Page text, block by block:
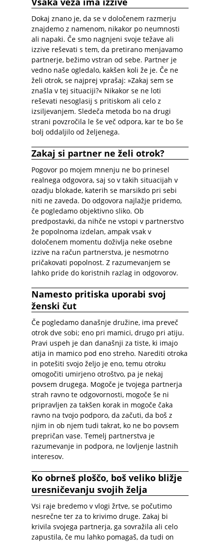
Dokaj znano je, da se v določenem razmerju
znajdemo z namenom, nikakor po neumnosti
ali napaki. Če smo nagnjeni svoje težave ali
izzive reševati s tem, da pretirano menjavamo
partnerje, bežimo vstran od sebe. Partner je
vedno naše ogledalo, kakšen koli že je. Če ne
želi otrok, se najprej vprašaj: »Zakaj sem se
znašla v tej situaciji?« Nikakor se ne loti
reševati nesoglasij s pritiskom ali celo z
izsiljevanjem. Sledeča metoda bo na drugi
strani povzročila le še več odpora, kar te bo še
bolj oddaljilo od željenega.
Zakaj si partner ne želi otrok?
Pogovor po mojem mnenju ne bo prinesel
realnega odgovora, saj so v takih situacijah v
ozadju blokade, katerih se marsikdo pri sebi
niti ne zaveda. Do odgovora najlažje pridemo,
če pogledamo objektivno sliko. Ob
predpostavki, da nihče ne vstopi v partnerstvo
že popolnoma izdelan, ampak vsak v
določenem momentu doživlja neke osebne
izzive na račun partnerstva, je nesmotrno
pričakovati popolnost. Z razumevanjem se
lahko pride do koristnih razlag in odgovorov.
Namesto pritiska uporabi svoj
ženski čut
Če pogledamo današnje družine, ima preveč
otrok dve sobi; eno pri mamici, drugo pri atiju.
Pravi uspeh je dan današnji za tiste, ki imajo
atija in mamico pod eno streho. Narediti otroka
in potešiti svojo željo je eno, temu otroku
omogočiti umirjeno otroštvo, pa je nekaj
povsem drugega. Mogoče je tvojega partnerja
strah ravno te odgovornosti, mogoče še ni
pripravljen za takšen korak in mogoče čaka
ravno na tvojo podporo, da začuti, da boš z
njim in ob njem tudi takrat, ko ne bo povsem
prepričan vase. Temelj partnerstva je
razumevanje in podpora, ne lovljenje lastnih
interesov.
Ko obrneš ploščo, boš veliko bližje
uresničevanju svojih želja
Vsi raje bredemo v vlogi žrtve, se počutimo
nesrečne ter za to krivimo druge. Zakaj bi
krivila svojega partnerja, ga sovražila ali celo
zapustila, če mu lahko pomagaš, da tudi on